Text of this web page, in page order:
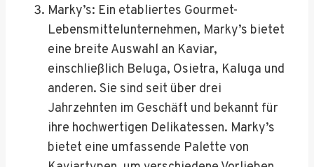
Marky’s: Ein etabliertes Gourmet-
Lebensmittelunternehmen, Marky’s bietet
eine breite Auswahl an Kaviar,
einschließlich Beluga, Osietra, Kaluga und
anderen. Sie sind seit über drei
Jahrzehnten im Geschäft und bekannt für
ihre hochwertigen Delikatessen. Marky’s
bietet eine umfassende Palette von